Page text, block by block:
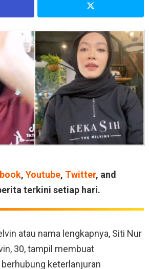
, Youtube, Twitter, and
terkini setiap hari.
atau nama lengkapnya, Siti Nur
30, tampil membuat
keterlanjuran